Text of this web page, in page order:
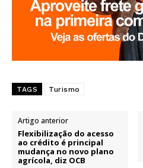
TAGS Turismo
Artigo anterior
Flexibilização do acesso
ao crédito é principal
mudança no novo plano
agrícola, diz OCB